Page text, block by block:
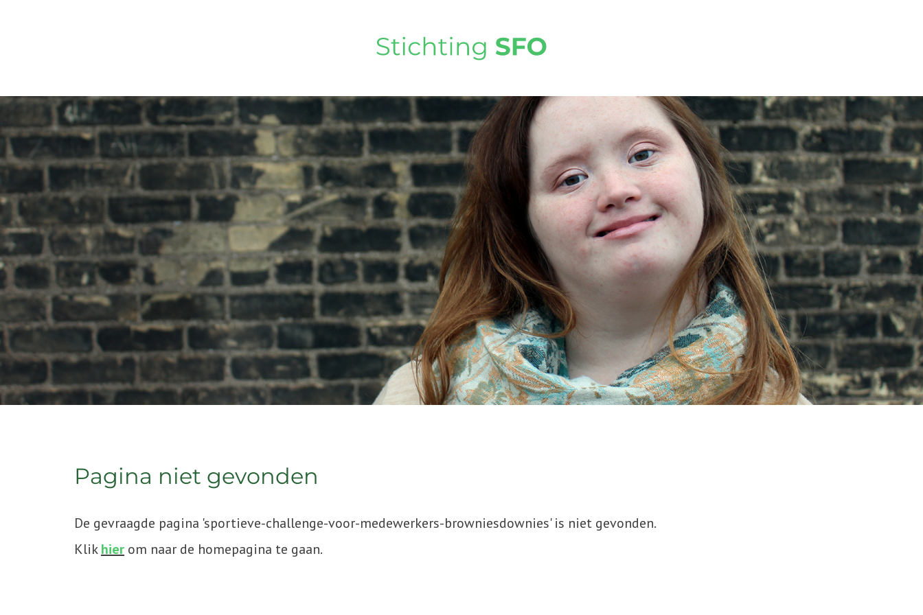
Pagina niet gevonden
De gevraagde pagina 'sportieve-challenge-voor-medewerkers-browniesdownies' is niet gevonden.
Klikhier om naar de homepagina te gaan.